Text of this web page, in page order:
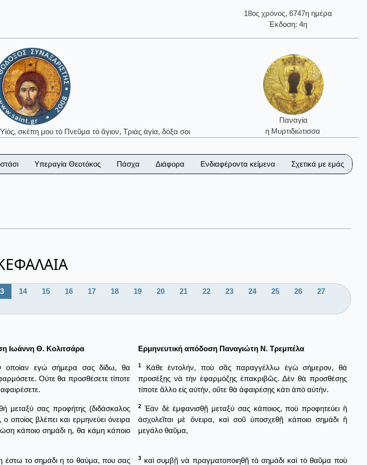
18ος χρόνος, 6747η ημέρα
Έκδοση: 4η
σκέπη μου τὸ Πνεῦμα τὸ ἅγιον, Τριὰς ἁγία, δόξα σοι
Παναγία
η Μυρτιδιώτισσα
Υπεραγία Θεοτόκος Πάσχα Διάφορα Ενδιαφέροντα κείμενα Σχετικά με εμάς
14 15 16 17 18 19 20 21 22 23 24 25 26
27
Ιωάννη Θ. Κολιτσάρα Ερμηνευτική απόδοση Παναγιώτη Ν. Τρεμπέλα
οποίαν εγώ σήμερα σας δίδω, θα
Ούτε θα προσθέσετε τίποτε
1
Κάθε ἐντολήν, ποὺ σᾶς παραγγέλλω ἐγὼ σήμερον, θὰ
προσέξῃς νὰ τὴν ἐφαρμόζῃς ἐπακριβῶς. Δὲν θὰ προσθέσῃς
τίποτε ἄλλο εἰς αὐτήν, οὔτε θὰ ἀφαιρέσῃς κάτι ἀπὸ αὐτήν.
μεταξύ σας προφήτης (διδάσκαλος
οποίος βλέπει και ερμηνεύει όνειρα
κάποιο σημάδι η, θα κάμη κάποιο
2 Ἐὰν δὲ ἐμφανισθῇ μεταξύ σας κάποιος, ποὺ προφητεύει ἢ
ἀσχολεῖται μὲ ὄνειρα, καὶ σοῦ ὑποσχεθῇ κάποιο σημάδι ἢ
μεγάλο θαῦμα,
έστω το σημάδι η το θαύμα, που σας
3 καὶ συμβῇ νὰ πραγματοποιηθῇ τὸ σημάδι καὶ τὸ θαῦμα ποὺ